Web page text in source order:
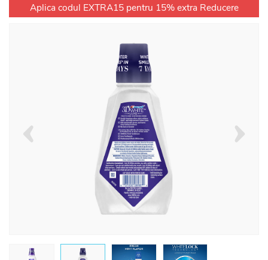
Aplica codul EXTRA15 pentru 15% extra Reducere